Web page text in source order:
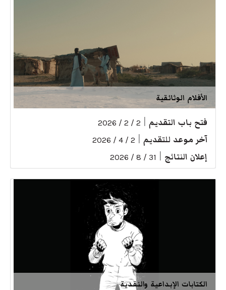
الأفلام الوثائقية
فتح باب التقديم 2 / 2 / 2026
آخر موعد للتقديم 2 / 4 / 2026
إعلان النتائج 31 / 8 / 2026
الكتابات الإبداعية والنقدية